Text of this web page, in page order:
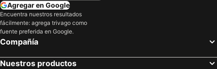
Agregar en Google
Encuentra nuestros resultados
fácilmente: agrega trivago como
fuente preferida en Google.
Compañía
Nuestros productos